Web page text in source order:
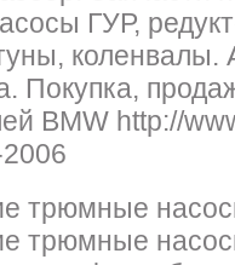
ГУР,
коленвалы.
Покупка,
BMW http://
трюмные
трюмные